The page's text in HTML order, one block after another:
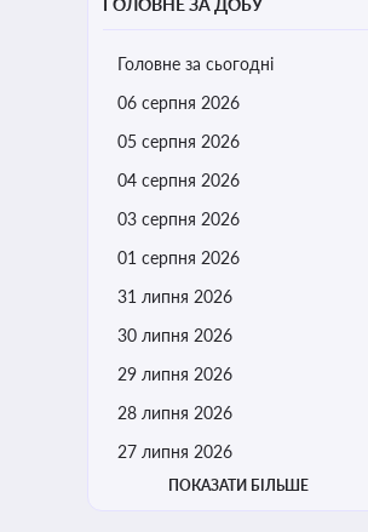
ГОЛОВНЕ ЗА ДОБУ
Головне за сьогодні
06 серпня 2026
05 серпня 2026
04 серпня 2026
03 серпня 2026
01 серпня 2026
31 липня 2026
30 липня 2026
29 липня 2026
28 липня 2026
27 липня 2026
ПОКАЗАТИ БІЛЬШЕ